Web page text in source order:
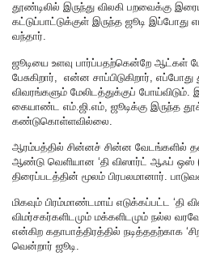
தூண்டிலில் இருந்து விலகி பறவைக்கு
கட்டுப்பாட்டுக்குள் இருந்த ஜூடி இப்போது
வந்தார்.
ஜூடியை உளவு பார்ப்பதற்கென்றே ஆட்கள்
பேசுகிறார், என்ன சாப்பிடுகிறார்,
விவரங்களும் மேலிடத்துக்குப்
கையாண்ட எம்.ஜி.எம், ஜூடிக்கு இருந்த
கண்டுகொள்ளவில்லை.
ஆரம்பத்தில் சின்னச் சின்ன வேடங்களில்
ஆண்டு வெளியான ‘தி விஸார்ட் ஆஃப் ஒஸ்
திரைப்படத்தின் மூலம் பிரபலமானார்.
மிகவும் பிரம்மாண்டமாய் எடுக்கப்பட்ட ‘தி
விமர்சகர்களிடமும் மக்களிடமும் நல்ல
என்கிற கதாபாத்திரத்தில் நடித்ததற்காக
வென்றார் ஜூடி.